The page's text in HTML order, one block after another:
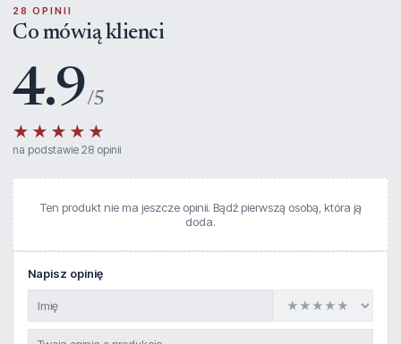
28 OPINII
Co mówią klienci
4.9/5
★★★★★
na podstawie 28 opinii
Ten produkt nie ma jeszcze opinii. Bądź pierwszą osobą, która ją
doda.
Napisz opinię